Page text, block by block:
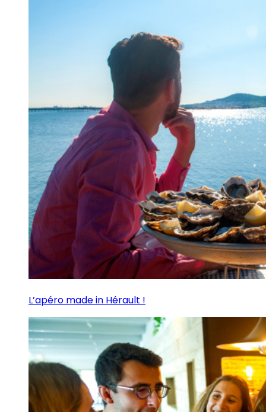
L’apéro made in Hérault !